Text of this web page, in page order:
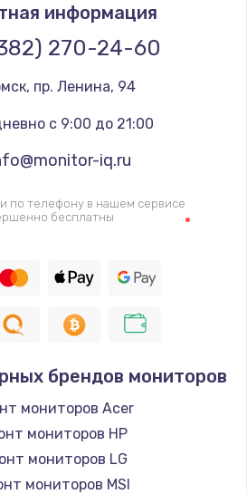
Заказать
видеокарты
1600 руб.
Заказать
цепей питания
2500 руб.
Заказать
жесткого диска
Заказать
драйверов
725 руб.
Заказать
вебкамеры
информация
270-24-60
, пр. Ленина, 94
с 9:00 до 21:00
iq.ru
по телефону в нашем сервисе
бесплатны
брендов мониторов
мониторов Acer
мониторов HP
мониторов LG
мониторов MSI